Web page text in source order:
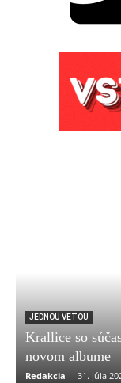
JEDNOU VETOU
Krallice so
novom albume
Redakcia - 31. júla